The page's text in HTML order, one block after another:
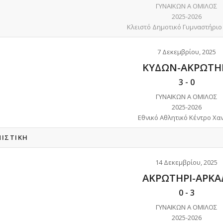
ΓΥΝΑΙΚΩΝ Α ΟΜΙΛΟΣ
2025-2026
Κλειστό Δημοτικό
7 Δεκεμβρίου, 2025
ΚΥΔΩΝ-
3 - 0
ΓΥΝΑΙΚΩΝ Α ΟΜΙΛΟΣ
2025-2026
Εθνικό Αθλητικό Κέντρο
14 Δεκεμβρίου, 2025
ΑΚΡΩΤΗΡΙ-
0- 3
ΓΥΝΑΙΚΩΝ Α ΟΜΙΛΟΣ
2025-2026